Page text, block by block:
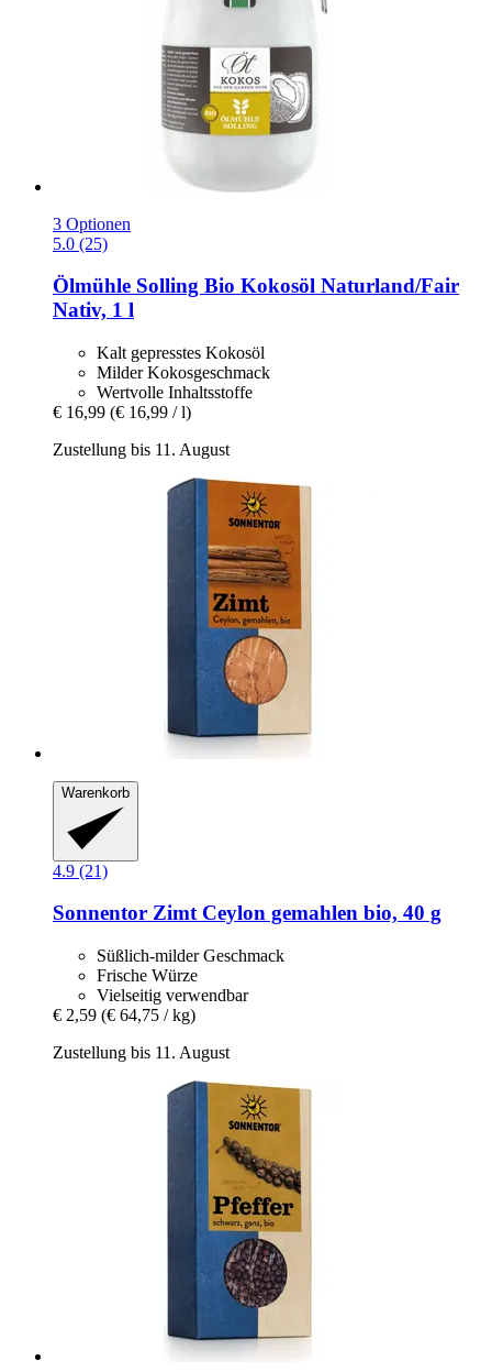
3 Optionen
5.0 (25)
Ölmühle Solling Bio Kokosöl Naturland/Fair
Nativ, 1 l
Kalt gepresstes Kokosöl
Milder Kokosgeschmack
Wertvolle Inhaltsstoffe
€ 16,99 (€ 16,99 / l)
Zustellung bis 11. August
Warenkorb
4.9 (21)
Sonnentor Zimt Ceylon gemahlen bio, 40 g
Süßlich-milder Geschmack
Frische Würze
Vielseitig verwendbar
€ 2,59 (€ 64,75 / kg)
Zustellung bis 11. August